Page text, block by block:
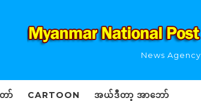
News Agency
ာ် CARTOON အယ်ဒီတာ့ အာဘော်